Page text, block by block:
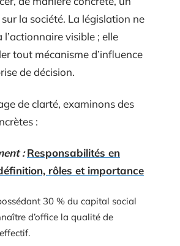
sur la société. La législation ne
l’actionnaire visible ; elle
tout mécanisme d’influence
de décision.
de clarté, examinons des
:
: Responsabilités en
rôles et importance
30 % du capital social
d’office la qualité de